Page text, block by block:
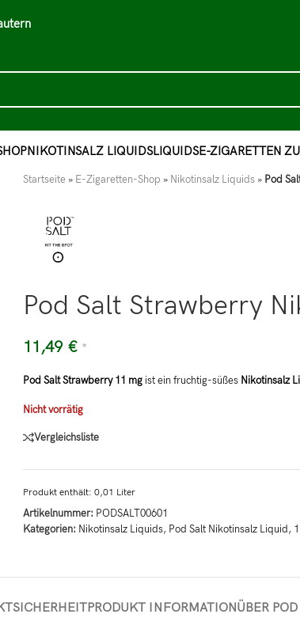
NIKOTINSALZ LIQUIDSLIQUIDSE-ZIGARETTEN
Startseite » E-Zigaretten-Shop » Nikotinsalz Liquids » Pod
Pod Salt Strawberry
11,49 € *
Pod Salt Strawberry 11 mg ist ein fruchtig-süßes Nikotinsalz
Nicht vorrätig
Vergleichsliste
Produkt enthält: 0,01 Liter
Artikelnummer: PODSALT00601
Kategorien: Nikotinsalz Liquids, Pod Salt Nikotinsalz Liquid,
PRODUKT INFORMATIONÜBER